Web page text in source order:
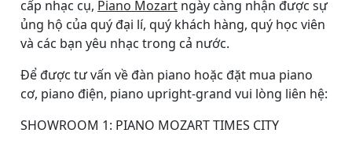
cấp nhạc cụ, Piano Mozart ngày càng nhận được sự
ủng hộ của quý đại lí, quý khách hàng, quý học viên
và các bạn yêu nhạc trong cả nước.
Để được tư vấn về đàn piano hoặc đặt mua piano
cơ, piano điện, piano upright-grand vui lòng liên hệ:
SHOWROOM 1: PIANO MOZART TIMES CITY